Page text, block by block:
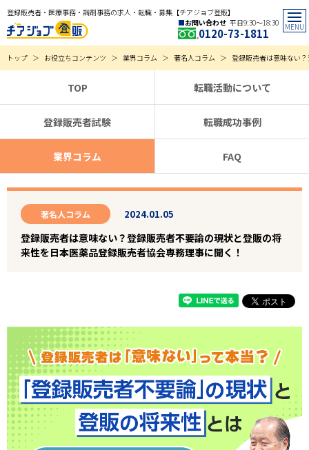
登録販売者・医療事務・調剤事務の求人・転職・募集【チアジョブ登販】
お問い合わせ 平日9:30〜18:30
0120-73-1811
トップ お役立ちコンテンツ 業界コラム 著名人コラム 登録販売者は意味ない
TOP 転職活動について
登録販売者試験 転職成功事例
業界コラム FAQ
著名人コラム 2024.01.05
登録販売者は意味ない？登録販売者不要論の現状と登販の将
来性を日本医薬品登録販売者協会専務理事に聞く！